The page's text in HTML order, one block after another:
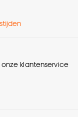
‘Cookies
hiervoor onze
. 16 CM
klantenservice